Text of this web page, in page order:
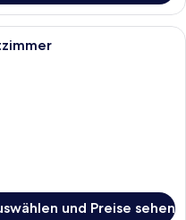
großes Bett mit Stein-Kopfschild,
und Preise sehen